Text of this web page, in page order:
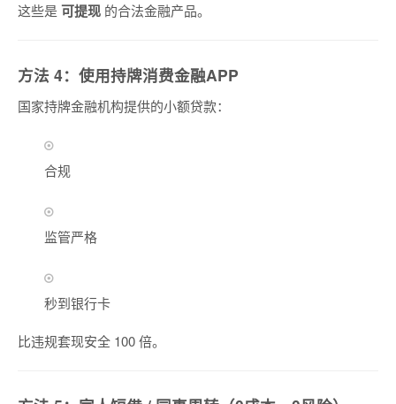
这些是可提现 的合法金融产品。
方法 4：使用持牌消费金融APP
国家持牌金融机构提供的小额贷款：
合规
监管严格
秒到银行卡
比违规套现安全 100 倍。